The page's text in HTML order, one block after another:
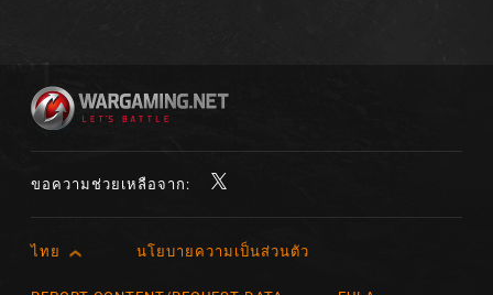
ขอความช่วยเหลือจาก:
English
Čeština
ไทย นโยบายความเป็นส่วนตัว